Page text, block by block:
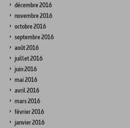
décembre 2016
novembre 2016
octobre 2016
septembre 2016
août 2016
juillet 2016
juin 2016
mai 2016
avril 2016
mars 2016
février 2016
janvier 2016